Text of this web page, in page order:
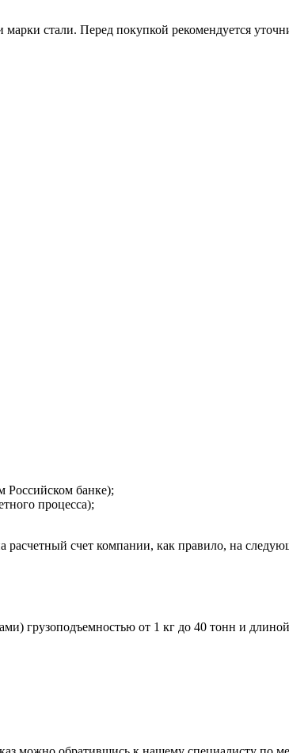
стали. Перед покупкой рекомендуется
Российском банке);
процесса);
счет компании, как правило, на
грузоподъемностью от 1 кг до 40 тонн и длиной